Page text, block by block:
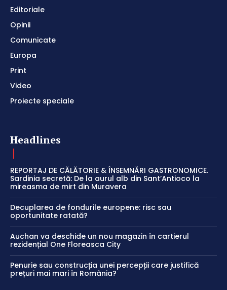
Editoriale
Opinii
Comunicate
Europa
Print
Video
Proiecte speciale
Headlines
REPORTAJ DE CĂLĂTORIE & ÎNSEMNĂRI GASTRONOMICE.
Sardinia secretă: De la aurul alb din Sant’Antioco la
mireasma de mirt din Muravera
Decuplarea de fondurile europene: risc sau
oportunitate ratată?
Auchan va deschide un nou magazin în cartierul
rezidențial One Floreasca City
Penurie sau construcția unei percepții care justifică
prețuri mai mari în România?